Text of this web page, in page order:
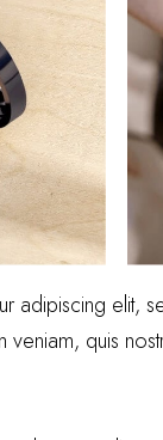
adipiscing elit,
quis